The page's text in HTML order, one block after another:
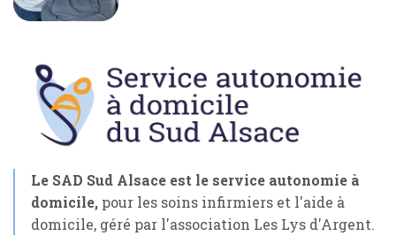
Le SAD Sud Alsace est le service autonomie à
domicile, pour les soins infirmiers et l'aide à
domicile, géré par l'association Les Lys d'Argent.